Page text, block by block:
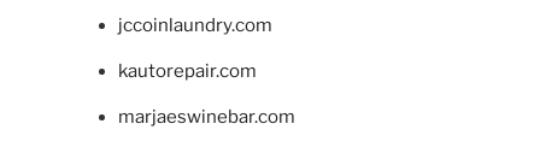
jccoinlaundry.com
kautorepair.com
marjaeswinebar.com